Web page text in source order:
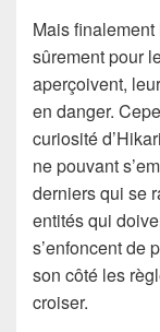
Mais finalement
sûrement pour
aperçoivent,
en danger.
curiosité
ne pouvant
derniers qui se
entités qui
s’enfoncent de
son côté les
croiser.